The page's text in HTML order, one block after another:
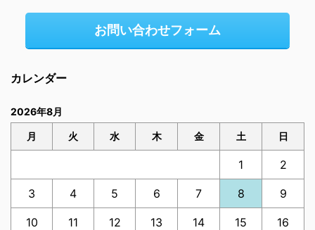
お問い合わせフォーム
カレンダー
2026年8月
月 火 水 木 金 土 日
1 2
3 4 5 6 7 8 9
10 11 12 13 14 15 16